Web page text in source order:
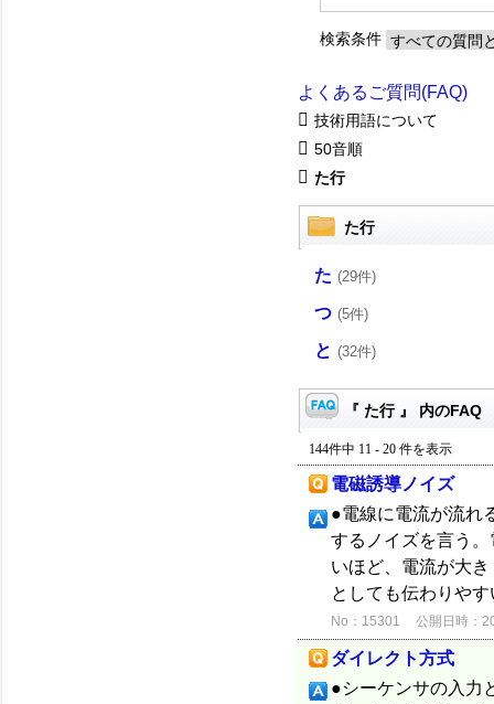
検索条件
よくあるご質問(FAQ)
技術用語について
50音順
た行
た行
た (29件)
つ (5件)
と (32件)
『 た行 』 内のFAQ
144件中 11 - 20 件を表示
電磁誘導ノイズ
●電線に電流が流れ
するノイズを言う
いほど、電流が大
としても伝わりや
No：15301 公開日時：
ダイレクト方式
●シーケンサの入力